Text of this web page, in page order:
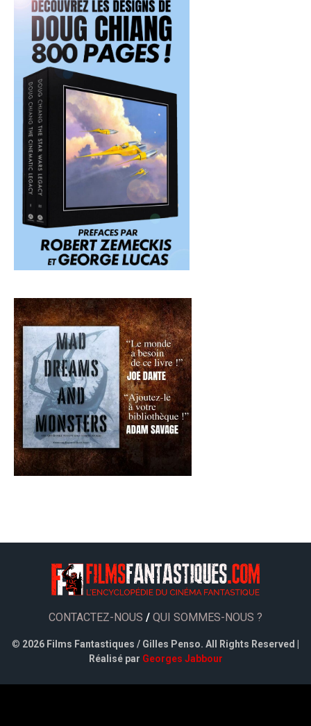
CONTACTEZ-NOUS / QUI SOMMES-NOUS ?
© 2026 Films Fantastiques / Gilles Penso. All Rights Reserved |
Réalisé par Georges Jabbour